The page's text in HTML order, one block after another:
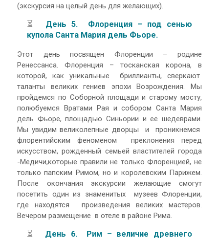
(экскурсия на целый день для желающих).
⏳
День 5. Флоренция – под сенью
купола Санта Мария дель Фьоре.
Этот день посвящен Флоренции – родине
Ренессанса. Флоренция – тосканская корона, в
которой, как уникальные бриллианты, сверкают
таланты великих гениев эпохи Возрождения. Мы
пройдемся по Соборной площади и старому мосту,
полюбуемся Вратами Рая и собором Санта Мария
дель Фьоре, площадью Синьории и ее шедеврами.
Мы увидим великолепные дворцы и проникнемся
флорентийским феноменом преклонения перед
искусством, рожденный семьей властителей города
-Медичи,которые правили не только Флоренцией, не
только папским Римом, но и королевским Парижем.
После окончания экскурсии желающие смогут
посетить один из знаменитых музеев Флоренции,
где находятся произведения великих мастеров.
Вечером размещение в отеле в районе Рима.
⏳
День 6. Рим – величие древнего